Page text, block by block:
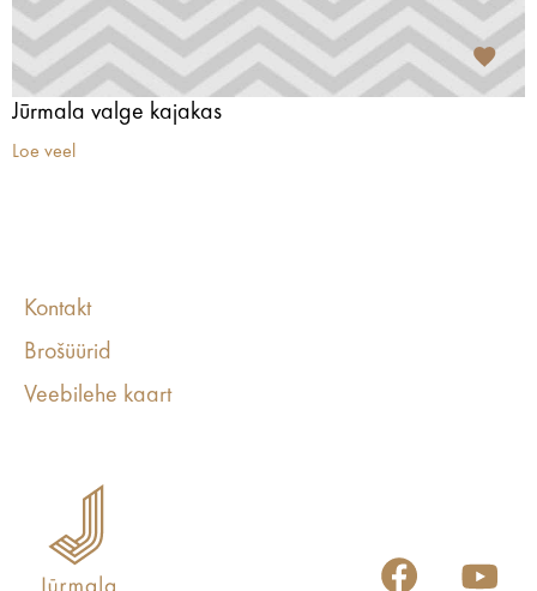
Jūrmala valge kajakas
Loe veel
Kontakt
Brošüürid
Veebilehe kaart